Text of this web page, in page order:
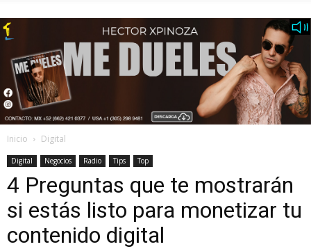
Inicio Digital
Digital Negocios Radio Tips Top
4 Preguntas que te mostrarán
si estás listo para monetizar tu
contenido digital